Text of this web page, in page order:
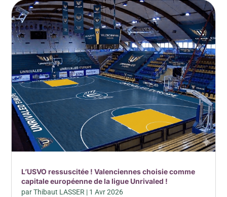
L’USVO ressuscitée ! Valenciennes choisie comme
capitale européenne de la ligue Unrivaled !
parThibaut LASSER | 1 Avr 2026